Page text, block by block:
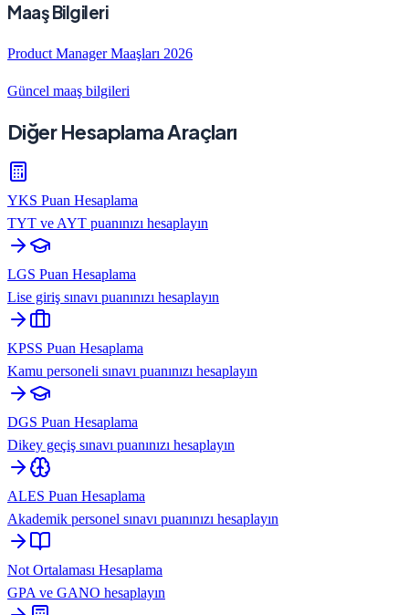
Maaş Bilgileri
Product Manager Maaşları 2026
Güncel maaş bilgileri
Diğer Hesaplama Araçları
YKS Puan Hesaplama
TYT ve AYT puanınızı hesaplayın
LGS Puan Hesaplama
Lise giriş sınavı puanınızı hesaplayın
KPSS Puan Hesaplama
Kamu personeli sınavı puanınızı hesaplayın
DGS Puan Hesaplama
Dikey geçiş sınavı puanınızı hesaplayın
ALES Puan Hesaplama
Akademik personel sınavı puanınızı hesaplayın
Not Ortalaması Hesaplama
GPA ve GANO hesaplayın